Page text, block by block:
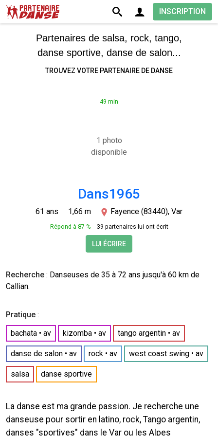
INSCRIPTION
Partenaires de salsa, rock, tango,
danse sportive, danse de salon...
TROUVEZ VOTRE PARTENAIRE DE DANSE
49 min
1 photo
disponible
Dans1965
61 ans 1,66 m Fayence (83440), Var
Répond à 87 % 39 partenaires lui ont écrit
LUI ÉCRIRE
Recherche : Danseuses de 35 à 72 ans jusqu'à 60 km de
Callian.
Pratique :
bachata • av kizomba • av tango argentin • av
danse de salon • av rock • av west coast swing • av
salsa danse sportive
La danse est ma grande passion. Je recherche une
danseuse pour sortir en latino, rock, Tango argentin,
danses "sportives" dans le Var ou les Alpes